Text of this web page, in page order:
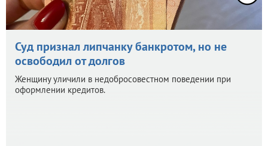
Суд признал липчанку банкротом, но не
освободил от долгов
Женщину уличили в недобросовестном поведении при
оформлении кредитов.